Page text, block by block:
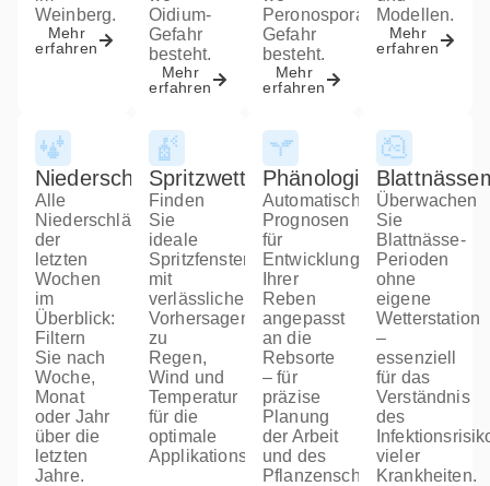
Weinberg.
Mehr
erfahren
Oidium-
Gefahr
besteht.
Mehr
erfahren
Peronospora-
Gefahr
besteht.
Mehr
erfahren
Modellen.
Mehr
erfahren
Niederschlagshistorie
Alle
Niederschläge
der
letzten
Wochen
im
Überblick:
Filtern
Sie nach
Woche,
Monat
oder Jahr
über die
letzten
Jahre.
Spritzwetter
Finden
Sie
ideale
Spritzfenster
mit
verlässlichen
Vorhersagen
zu
Regen,
Wind und
Temperatur
für die
optimale
Applikationswirkung.
Phänologiemodelle
Automatische
Prognosen
für
Entwicklungsstadien
Ihrer
Reben
angepasst
an die
Rebsorte
– für
präzise
Planung
der Arbeit
und des
Pflanzenschutzes.
Überwachen
Sie
Blattnässe-
Perioden
ohne
eigene
Wetterstation
–
essenziell
für das
Verständnis
des
vieler
Krankheiten.